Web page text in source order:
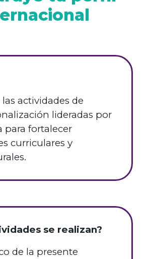
actividades de
lideradas por
para fortalecer
curriculares y
se realizan?
de la presente